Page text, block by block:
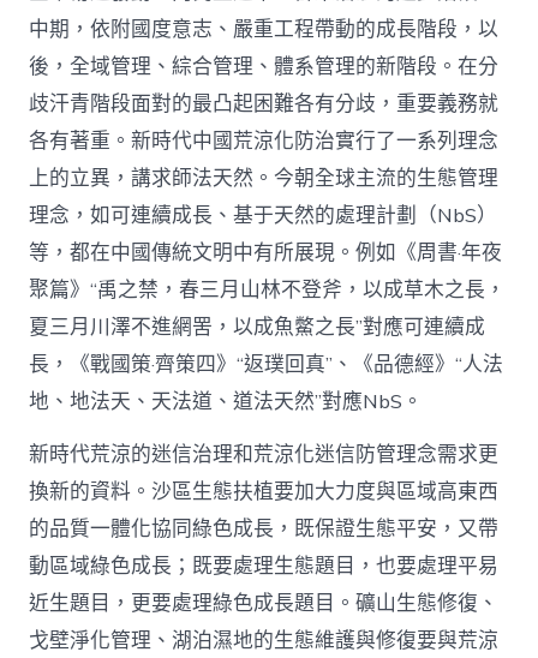
中期，依附國度意志、嚴重工程帶動的成長階段，以
後，全域管理、綜合管理、體系管理的新階段。在分
歧汗青階段面對的最凸起困難各有分歧，重要義務就
各有著重。新時代中國荒涼化防治實行了一系列理念
上的立異，講求師法天然。今朝全球主流的生態管理
理念，如可連續成長、基于天然的處理計劃（NbS）
等，都在中國傳統文明中有所展現。例如《周書·年夜
聚篇》“禹之禁，春三月山林不登斧，以成草木之長，
夏三月川澤不進網罟，以成魚鱉之長”對應可連續成
長，《戰國策·齊策四》“返璞回真”、《品德經》“人法
地、地法天、天法道、道法天然”對應NbS。
新時代荒涼的迷信治理和荒涼化迷信防管理念需求更
換新的資料。沙區生態扶植要加大力度與區域高東西
的品質一體化協同綠色成長，既保證生態平安，又帶
動區域綠色成長；既要處理生態題目，也要處理平易
近生題目，更要處理綠色成長題目。礦山生態修復、
戈壁淨化管理、湖泊濕地的生態維護與修復要與荒涼